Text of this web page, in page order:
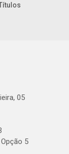
05
5